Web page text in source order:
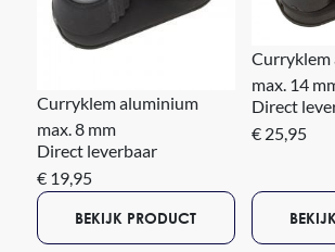
Curryklem aluminium
max. 8 mm
Direct leverbaar
€ 19,95
BEKIJK PRODUCT
Curryklem
max. 14
Direct
€ 25,95